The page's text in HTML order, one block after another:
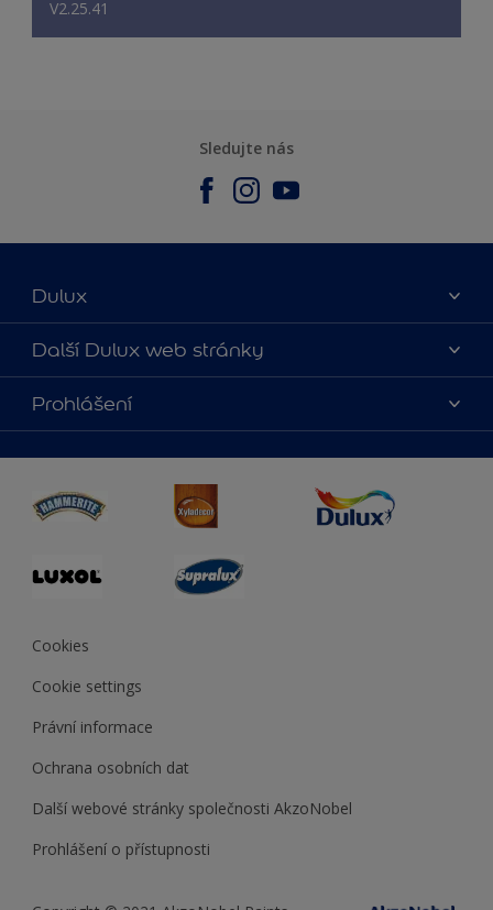
V2.25.41
Sledujte nás
Dulux
O nás
Kontaktujte nás
Najít obchod
Další Dulux web stránky
duluxmalir.cz
duluxmaliar.sk
duluxprodejnabarev.cz
duluxpredajnafarieb.sk
Prohlášení
Cookies
Cookie settings
Právní informace
Ochrana osobních dat
Další webové stránky společnosti AkzoNobel
Prohlášení o přístupnosti